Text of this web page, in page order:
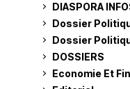
DIASPORA
Dossier
Dossier
DOSSIERS
Economie Et